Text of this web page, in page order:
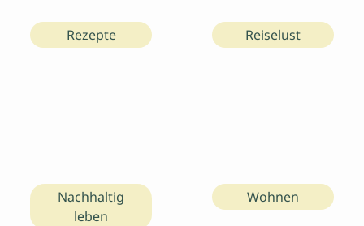
Rezepte Reiselust
Nachhaltig
leben
Wohnen